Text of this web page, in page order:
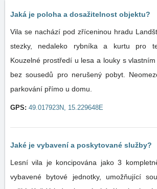
Jaká je poloha a dosažitelnost objektu?
Vila se nachází pod zříceninou hradu
stezky, nedaleko rybníka a kurtu pro
Kouzelné prostředí u lesa a louky s
bez sousedů pro nerušený pobyt.
parkování přímo u domu.
GPS: 49.017923N, 15.229648E
Jaké je vybavení a poskytované služby?
Lesní vila je koncipována jako 3
vybavené bytové jednotky, umožňující